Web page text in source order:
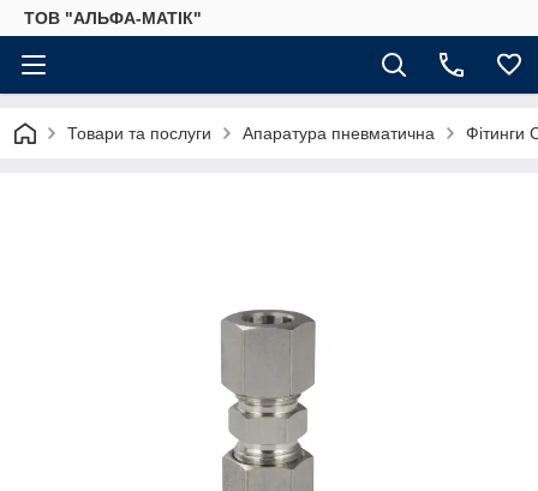
ТОВ "АЛЬФА-МАТІК"
Товари та послуги Апаратура пневматична Фітинги